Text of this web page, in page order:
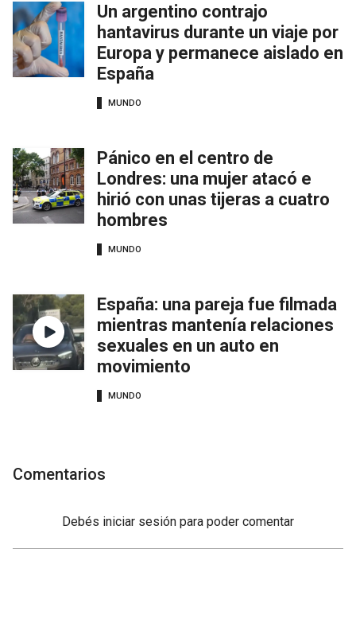
Un argentino contrajo
hantavirus durante un viaje por
Europa y permanece aislado en
España
MUNDO
Pánico en el centro de
Londres: una mujer atacó e
hirió con unas tijeras a cuatro
hombres
MUNDO
España: una pareja fue filmada
mientras mantenía relaciones
sexuales en un auto en
movimiento
MUNDO
Comentarios
Debés iniciar sesión para poder comentar